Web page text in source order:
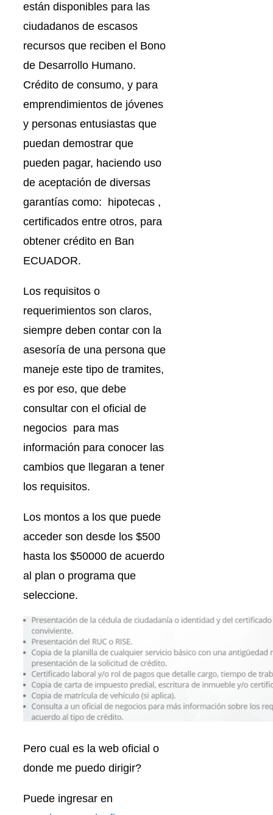
están disponibles para las
ciudadanos de escasos
recursos que reciben el Bono
de Desarrollo Humano.
Crédito de consumo, y para
emprendimientos de jóvenes
y personas entusiastas que
puedan demostrar que
pueden pagar, haciendo uso
de aceptación de diversas
garantías como: hipotecas ,
certificados entre otros, para
obtener crédito en Ban
ECUADOR.
Los requisitos o
requerimientos son claros,
siempre deben contar con la
asesoría de una persona que
maneje este tipo de tramites,
es por eso, que debe
consultar con el oficial de
negocios para mas
información para conocer las
cambios que llegaran a tener
los requisitos.
Los montos a los que puede
acceder son desde los $500
hasta los $50000 de acuerdo
al plan o programa que
seleccione.
Pero cual es la web oficial o
donde me puedo dirigir?
Puede ingresar en